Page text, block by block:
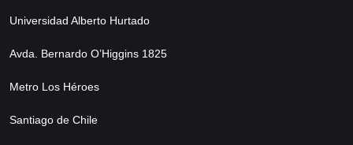
Universidad Alberto Hurtado
Avda. Bernardo O’Higgins 1825
Metro Los Héroes
Santiago de Chile